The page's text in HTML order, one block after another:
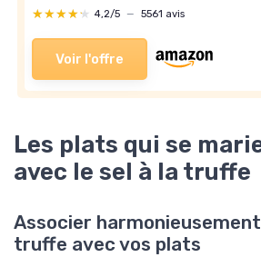
★★★★★
★★★★★ 4,2/5 — 5561 avis
Voir l'offre
Les plats qui se
avec le sel à la truffe
Associer
truffe avec vos plats